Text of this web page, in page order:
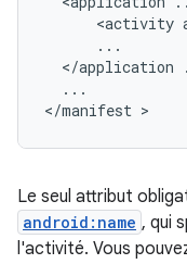
<activity
</application
...
</manifest
Le seul attribut
android:name , qui
l'activité. Vous